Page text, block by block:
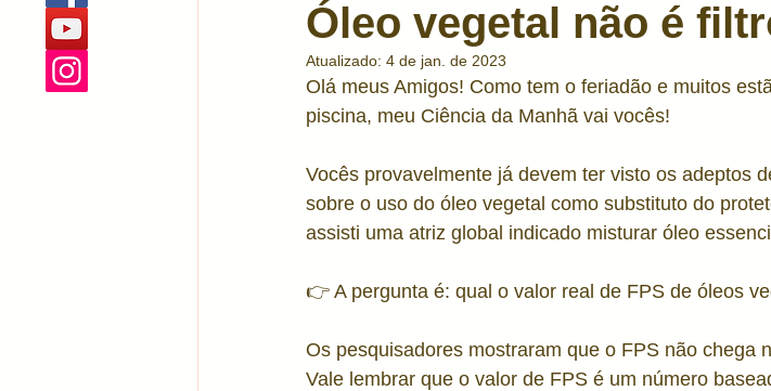
Psoríase INCI Cosméticos
Tratamentos corporais Acne Estética Toxicologia
Óleo vegetal não é
Atualizado: 4 de jan. de 2023
Olá meus Amigos! Como tem o feriadão e muitos
piscina, meu Ciência da Manhã vai vocês!
Vocês provavelmente já devem ter visto os adeptos
sobre o uso do óleo vegetal como substituto do
assisti uma atriz global indicado misturar óleo
👉 A pergunta é: qual o valor real de FPS de óleos
Os pesquisadores mostraram que o FPS não chega
Vale lembrar que o valor de FPS é um número